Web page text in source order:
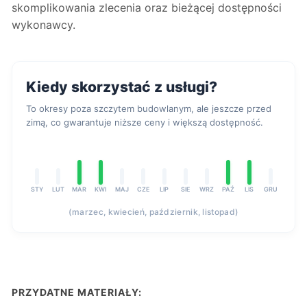
skomplikowania zlecenia oraz bieżącej dostępności
wykonawcy.
Kiedy skorzystać z usługi?
To okresy poza szczytem budowlanym, ale jeszcze przed
zimą, co gwarantuje niższe ceny i większą dostępność.
STY LUT MAR KWI MAJ CZE LIP SIE WRZ PAŹ LIS GRU
(marzec, kwiecień, październik, listopad)
PRZYDATNE MATERIAŁY: